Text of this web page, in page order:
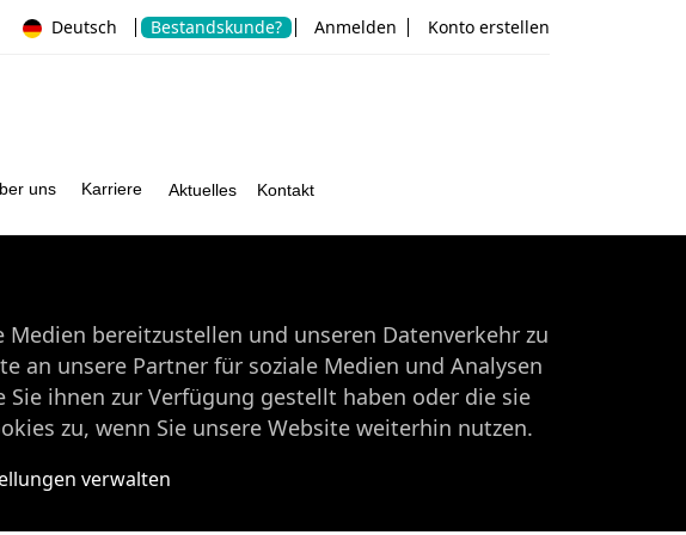
Deutsch Bestandskunde? Anmelden Konto erstellen
uns Karriere Aktuelles Kontakt
bereitzustellen und unseren Datenverkehr zu
an unsere Partner für soziale Medien und Analysen
ihnen zur Verfügung gestellt haben oder die sie
zu, wenn Sie unsere Website weiterhin nutzen.
verwalten